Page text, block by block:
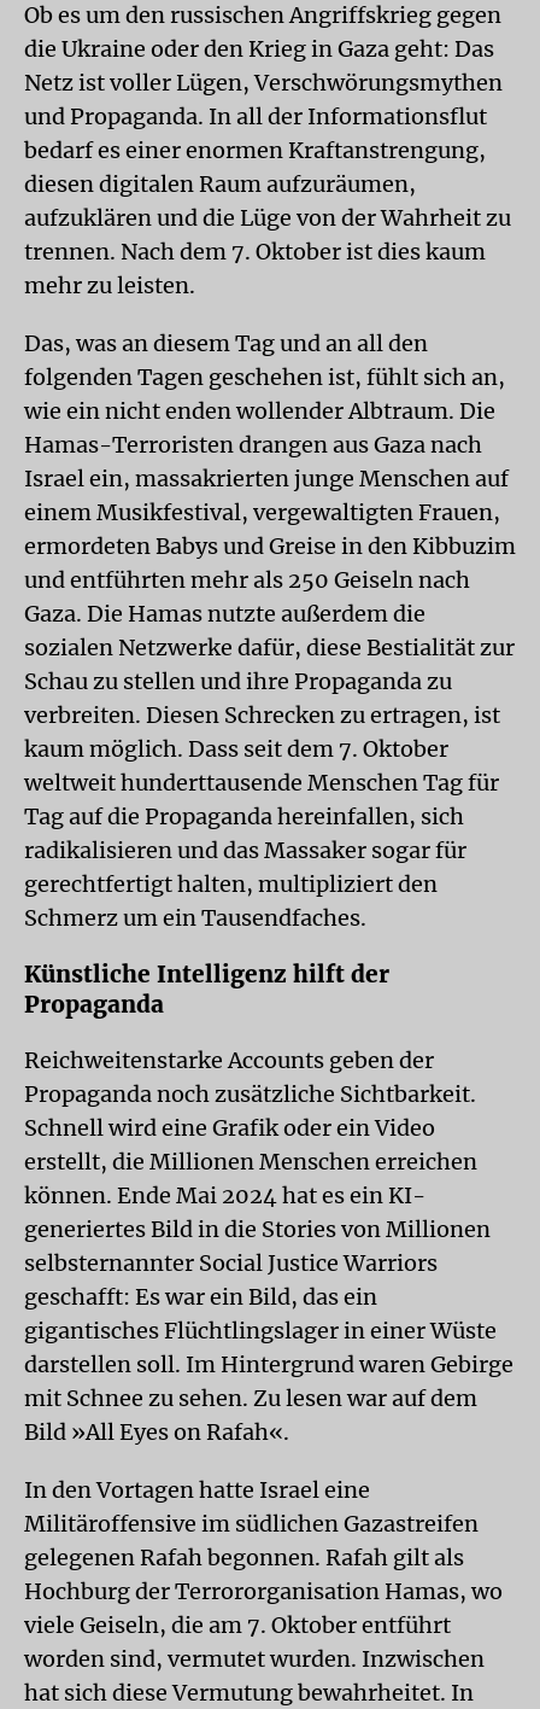
Ob es um den russischen Angriffskrieg gegen
die Ukraine oder den Krieg in Gaza geht: Das
Netz ist voller Lügen, Verschwörungsmythen
und Propaganda. In all der Informationsflut
bedarf es einer enormen Kraftanstrengung,
diesen digitalen Raum aufzuräumen,
aufzuklären und die Lüge von der Wahrheit zu
trennen. Nach dem 7. Oktober ist dies kaum
mehr zu leisten.
Das, was an diesem Tag und an all den
folgenden Tagen geschehen ist, fühlt sich an,
wie ein nicht enden wollender Albtraum. Die
Hamas-Terroristen drangen aus Gaza nach
Israel ein, massakrierten junge Menschen auf
einem Musikfestival, vergewaltigten Frauen,
ermordeten Babys und Greise in den Kibbuzim
und entführten mehr als 250 Geiseln nach
Gaza. Die Hamas nutzte außerdem die
sozialen Netzwerke dafür, diese Bestialität zur
Schau zu stellen und ihre Propaganda zu
verbreiten. Diesen Schrecken zu ertragen, ist
kaum möglich. Dass seit dem 7. Oktober
weltweit hunderttausende Menschen Tag für
Tag auf die Propaganda hereinfallen, sich
radikalisieren und das Massaker sogar für
gerechtfertigt halten, multipliziert den
Schmerz um ein Tausendfaches.
Künstliche Intelligenz hilft der
Propaganda
Reichweitenstarke Accounts geben der
Propaganda noch zusätzliche Sichtbarkeit.
Schnell wird eine Grafik oder ein Video
erstellt, die Millionen Menschen erreichen
können. Ende Mai 2024 hat es ein KI-
generiertes Bild in die Stories von Millionen
selbsternannter Social Justice Warriors
geschafft: Es war ein Bild, das ein
gigantisches Flüchtlingslager in einer Wüste
darstellen soll. Im Hintergrund waren Gebirge
mit Schnee zu sehen. Zu lesen war auf dem
Bild »All Eyes on Rafah«.
In den Vortagen hatte Israel eine
Militäroffensive im südlichen Gazastreifen
gelegenen Rafah begonnen. Rafah gilt als
Hochburg der Terrororganisation Hamas, wo
viele Geiseln, die am 7. Oktober entführt
worden sind, vermutet wurden. Inzwischen
hat sich diese Vermutung bewahrheitet. In